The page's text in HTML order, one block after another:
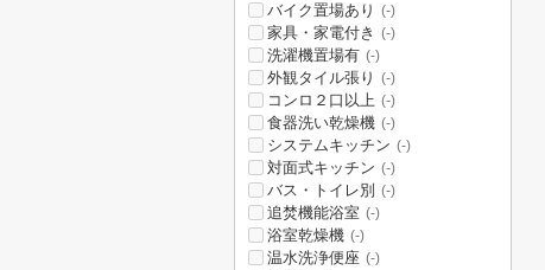
バイク置場あり (-)
家具・家電付き (-)
洗濯機置場有 (-)
外観タイル張り (-)
コンロ２口以上 (-)
食器洗い乾燥機 (-)
システムキッチン (-)
対面式キッチン (-)
バス・トイレ別 (-)
追焚機能浴室 (-)
浴室乾燥機 (-)
温水洗浄便座 (-)